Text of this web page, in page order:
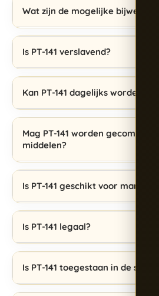
Wat zijn de mogelijke
Is PT-141 verslavend?
Kan PT-141 dagelijks worden
Mag PT-141 worden
middelen?
Is PT-141 geschikt voor mannen
Is PT-141 legaal?
Is PT-141 toegestaan in de sport?